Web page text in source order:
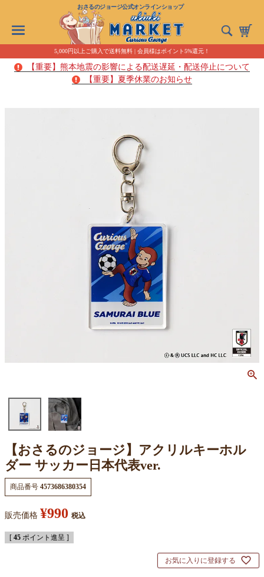
おさるのジョージ公式オンラインショップ
5,000円以上ご購入で送料無料 | 会員様はポイント5%還元！
【重要】熊本地震の影響による配送遅延・配送停止について
【重要】夏季休業のお知らせ
【おさるのジョージ】アクリルキーホル
ダー サッカー日本代表ver.
商品番号 4573686380354
販売価格 ¥990 税込
[ 45 ポイント進呈 ]
お気に入りに登録する